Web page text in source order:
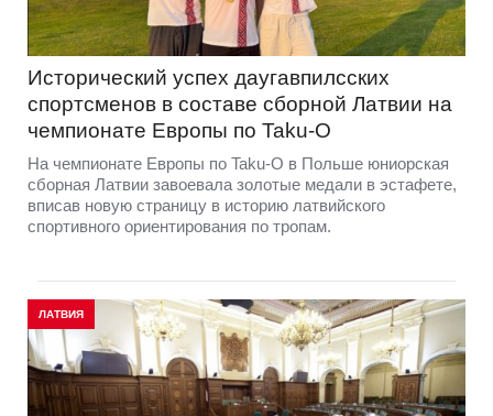
Исторический успех даугавпилсских
спортсменов в составе сборной Латвии на
чемпионате Европы по Taku-O
На чемпионате Европы по Taku-O в Польше юниорская
сборная Латвии завоевала золотые медали в эстафете,
вписав новую страницу в историю латвийского
спортивного ориентирования по тропам.
ЛАТВИЯ